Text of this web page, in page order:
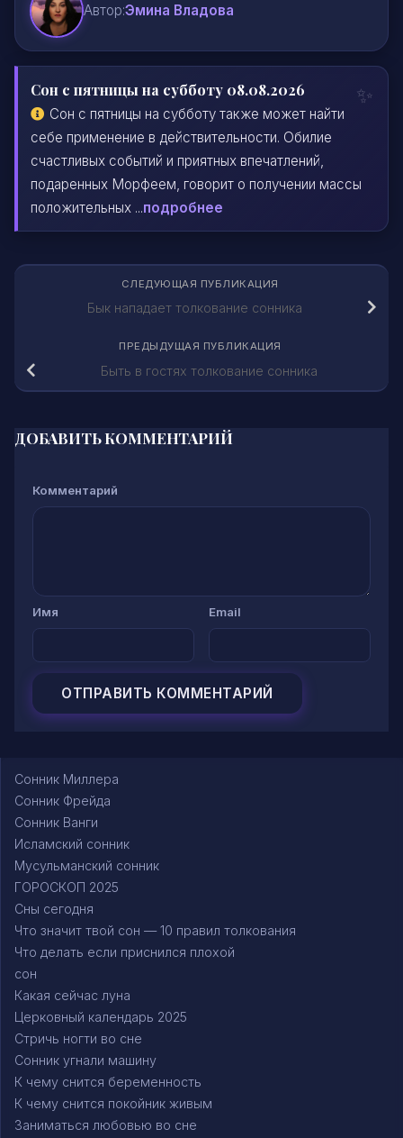
Автор:Эмина Владова
Сон с пятницы на субботу 08.08.2026
Сон с пятницы на субботу также может найти
себе применение в действительности. Обилие
счастливых событий и приятных впечатлений,
подаренных Морфеем, говорит о получении массы
положительных ...подробнее
СЛЕДУЮЩАЯ ПУБЛИКАЦИЯ
Бык нападает толкование сонника
ПРЕДЫДУЩАЯ ПУБЛИКАЦИЯ
Быть в гостях толкование сонника
ДОБАВИТЬ КОММЕНТАРИЙ
Комментарий
Имя Email
Сонник Миллера
Сонник Фрейда
Сонник Ванги
Исламский сонник
Мусульманский сонник
ГОРОСКОП 2025
Сны сегодня
Что значит твой сон — 10 правил толкования
Что делать если приснился плохой
сон
Какая сейчас луна
Церковный календарь 2025
Стричь ногти во сне
Сонник угнали машину
К чему снится беременность
К чему снится покойник живым
Заниматься любовью во сне